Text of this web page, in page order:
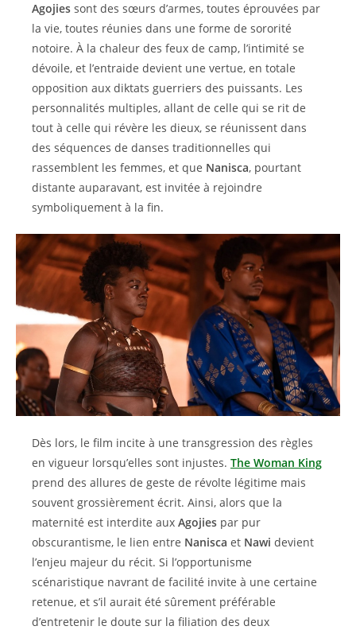
Agojies sont des sœurs d’armes, toutes éprouvées par
la vie, toutes réunies dans une forme de sororité
notoire. À la chaleur des feux de camp, l’intimité se
dévoile, et l’entraide devient une vertue, en totale
opposition aux diktats guerriers des puissants. Les
personnalités multiples, allant de celle qui se rit de
tout à celle qui révère les dieux, se réunissent dans
des séquences de danses traditionnelles qui
rassemblent les femmes, et que Nanisca, pourtant
distante auparavant, est invitée à rejoindre
symboliquement à la fin.
Dès lors, le film incite à une transgression des règles
en vigueur lorsqu’elles sont injustes. The Woman King
prend des allures de geste de révolte légitime mais
souvent grossièrement écrit. Ainsi, alors que la
maternité est interdite aux Agojies par pur
obscurantisme, le lien entre Nanisca et Nawi devient
l’enjeu majeur du récit. Si l’opportunisme
scénaristique navrant de facilité invite à une certaine
retenue, et s’il aurait été sûrement préférable
d’entretenir le doute sur la filiation des deux